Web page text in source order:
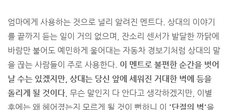
엄마에게 사용하는 것으로 널리 알려진 멘트다. 상대의 이야기
를 끝까지 듣는 일이 거의 없으며, 잔소리 센서가 발달한 까닭에
바람만 불어도 예민하게 울어대는 자동차 경보기처럼 상대의 말
을 끊는 사람들이 주로 사용한다. 이 멘트로 불편한 순간을 벗어
날 수는 있겠지만, 상대는 당신 앞에 세워진 거대한 벽에 등을
돌리게 될 것이다. 무슨 말인지 다 안다고 생각하겠지만, 이별
후에는 왜 헤어졌는지 모르게 될 것이 뻔하니 이 '단절의 벽'을